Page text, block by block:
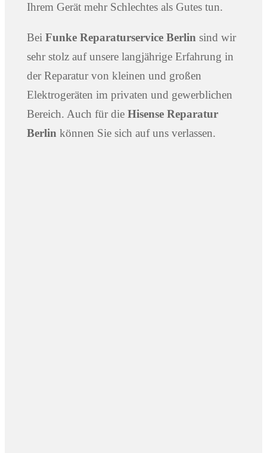
Ihrem Gerät mehr Schlechtes als Gutes tun.
BeiFunke Reparaturservice Berlin sind wir
sehr stolz auf unsere langjährige Erfahrung in
der Reparatur von kleinen und großen
Elektrogeräten im privaten und gewerblichen
Bereich. Auch für dieHisense Reparatur
Berlin können Sie sich auf uns verlassen.